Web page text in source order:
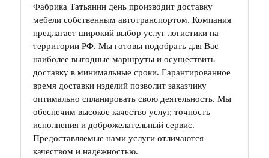
Фабрика Татьянин день производит доставку
мебели собственным автотранспортом. Компания
предлагает широкий выбор услуг логистики на
территории РФ. Мы готовы подобрать для Вас
наиболее выгодные маршруты и осуществить
доставку в минимальные сроки. Гарантированное
время доставки изделий позволит заказчику
оптимально спланировать свою деятельность. Мы
обеспечим высокое качество услуг, точность
исполнения и доброжелательный сервис.
Предоставляемые нами услуги отличаются
качеством и надежностью.